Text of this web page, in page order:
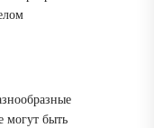
могут быть